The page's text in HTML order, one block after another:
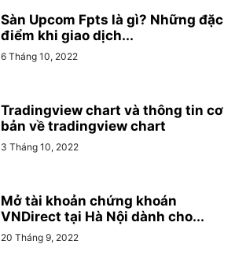
Sàn Upcom Fpts là gì? Những đặc
điểm khi giao dịch...
6 Tháng 10, 2022
Tradingview chart và thông tin cơ
bản về tradingview chart
3 Tháng 10, 2022
Mở tài khoản chứng khoán
VNDirect tại Hà Nội dành cho...
20 Tháng 9, 2022